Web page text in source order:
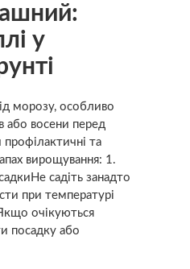
у
морозу, особливо
або восени перед
та
вирощування: 1.
садіть занадто
при температурі
очікуються
посадку або